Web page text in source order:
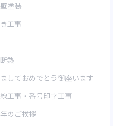
塗装
工事
熱
しておめでとう御座います
工事・番号印字工事
のご挨拶